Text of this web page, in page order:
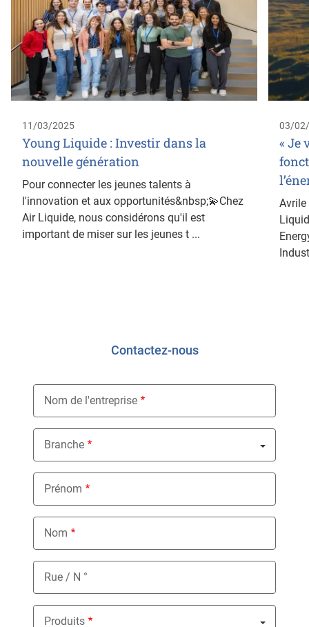
11/03/2025
Young Liquide : Investir dans la
nouvelle génération
Pour connecter les jeunes talents à
l'innovation et aux opportunités&nbsp;💫Chez
Air Liquide, nous considérons qu'il est
important de miser sur les jeunes t ...
03/
« Je
Avrile
Contactez-nous
Nom de l'entreprise
Branche
Nothing selected
Prénom
Nom
Rue / N °
Produits
Nothing selected